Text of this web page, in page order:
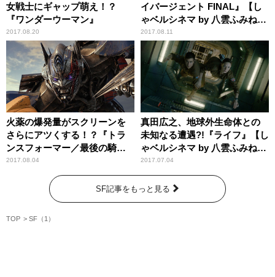
女戦士にギャップ萌え！？
『ワンダーウーマン』
2017.08.20
イバージェント FINAL』【し
ゃベルシネマ by 八雲ふみね・
第255回】
2017.08.11
火薬の爆発量がスクリーンを
さらにアツくする！？『トラ
ンスフォーマー／最後の騎士
王』【しゃベルシネマ by 八雲
ふみね・第251回】
2017.08.04
真田広之、地球外生命体との
未知なる遭遇?!『ライフ』【し
ゃベルシネマ by 八雲ふみね・
第233回】
2017.07.04
SF記事をもっと見る
TOP SF（1）